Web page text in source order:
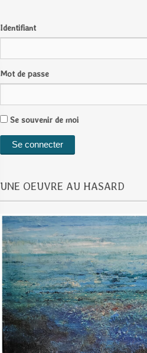
Identifiant
Mot de passe
Se souvenir de moi
UNE OEUVRE AU HASARD